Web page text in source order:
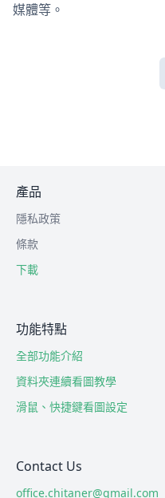
媒體等。
產品
隱私政策
條款
下載
功能特點
全部功能介紹
資料夾連續看圖教學
滑鼠、快捷鍵看圖設定
Contact Us
office.chitaner@gmail.com